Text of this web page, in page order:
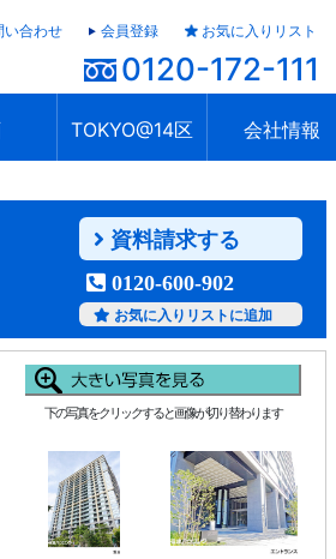
い合わせ 会員登録 お気に入りリスト
0120-172-111
ラリー
ュール
TOKYO@14区
TOKYO@14区トップ
ブランド 高級住宅街
住まいのお役立ち
税・住宅ローン
不動産投資のポイント
防災！東京の地震
地域情報「東京さんぽ」
会社情報
会社概要
アクセス
住建ハウジ
住建ハウジ
採用情報
資料請求する
0120-600-902
お気に入りリストに追加
下の写真をクリックすると画像が切り替わります